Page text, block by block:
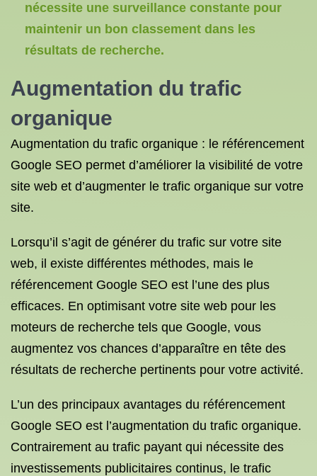
nécessite une surveillance constante pour
maintenir un bon classement dans les
résultats de recherche.
Augmentation du trafic
organique
Augmentation du trafic organique : le référencement
Google SEO permet d’améliorer la visibilité de votre
site web et d’augmenter le trafic organique sur votre
site.
Lorsqu’il s’agit de générer du trafic sur votre site
web, il existe différentes méthodes, mais le
référencement Google SEO est l’une des plus
efficaces. En optimisant votre site web pour les
moteurs de recherche tels que Google, vous
augmentez vos chances d’apparaître en tête des
résultats de recherche pertinents pour votre activité.
L’un des principaux avantages du référencement
Google SEO est l’augmentation du trafic organique.
Contrairement au trafic payant qui nécessite des
investissements publicitaires continus, le trafic